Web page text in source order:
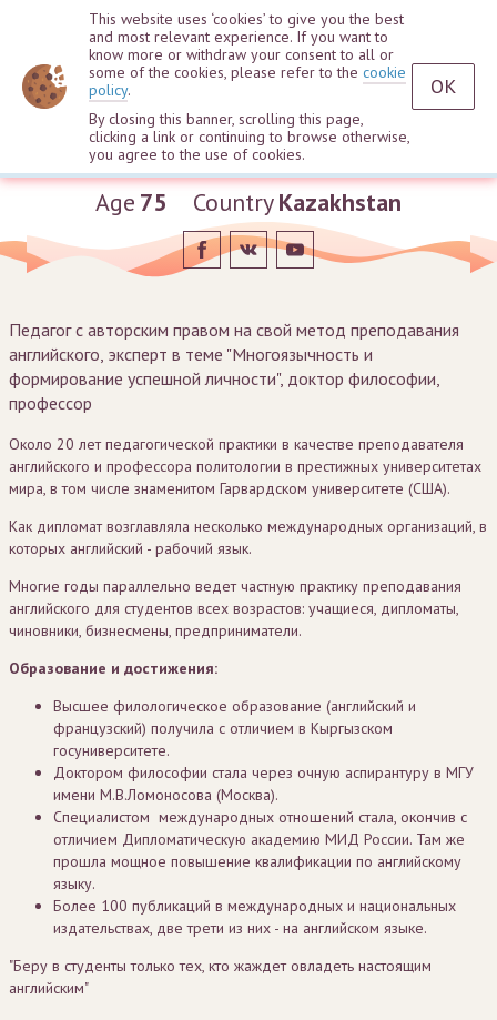
Kulsina Kachkynbayeva
Age 75 CountryKazakhstan
Педагог с авторским правом на свой метод преподавания
английского, эксперт в теме "Многоязычность и
формирование успешной личности", доктор философии,
профессор
Около 20 лет педагогической практики в качестве преподавателя
английского и профессора политологии в престижных университетах
мира, в том числе знаменитом Гарвардском университете (США).
Как дипломат возглавляла несколько международных организаций, в
которых английский - рабочий язык.
Многие годы параллельно ведет частную практику преподавания
английского для студентов всех возрастов: учащиеся, дипломаты,
чиновники, бизнесмены, предприниматели.
Образование и достижения:
Высшее филологическое образование (английский и
французский) получила с отличием в Кыргызском
госуниверситете.
Доктором философии стала через очную аспирантуру в МГУ
имени М.В.Ломоносова (Москва).
Специалистом международных отношений стала, окончив с
отличием Дипломатическую академию МИД России. Там же
прошла мощное повышение квалификации по английскому
языку.
Более 100 публикаций в международных и национальных
издательствах, две трети из них - на английском языке.
"Беру в студенты только тех, кто жаждет овладеть настоящим
английским"
This website uses ‘cookies’ to give you the best
and most relevant experience. If you want to
know more or withdraw your consent to all or
some of the cookies, please refer to the cookie
policy.
By closing this banner, scrolling this page,
clicking a link or continuing to browse otherwise,
you agree to the use of cookies.
OK